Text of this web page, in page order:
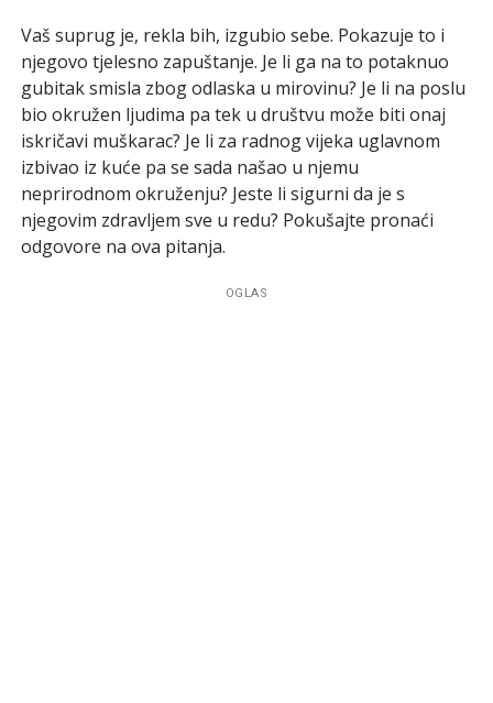
Vaš suprug je, rekla bih, izgubio sebe. Pokazuje to i
njegovo tjelesno zapuštanje. Je li ga na to potaknuo
gubitak smisla zbog odlaska u mirovinu? Je li na poslu
bio okružen ljudima pa tek u društvu može biti onaj
iskričavi muškarac? Je li za radnog vijeka uglavnom
izbivao iz kuće pa se sada našao u njemu
neprirodnom okruženju? Jeste li sigurni da je s
njegovim zdravljem sve u redu? Pokušajte pronaći
odgovore na ova pitanja.
OGLAS